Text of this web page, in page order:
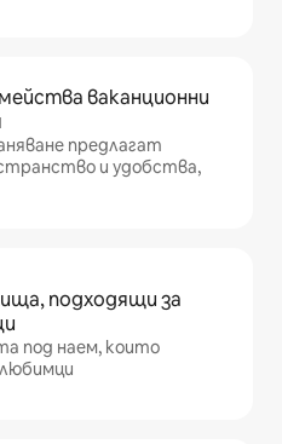
ваканционни
предлагат
и удобства,
подходящи за
под наем, които